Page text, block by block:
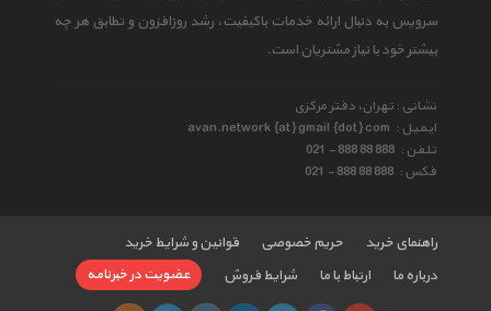
سرویس به دنبال ارائه خدمات باکیفیت، رشد روزافزون و تطابق هر چه
بیشتر خود با نیاز مشتریان است.
نشانی : تهران، دفتر مرکزی
ایمیل : avan.network {at} gmail {dot} com
تلفن : 021 - 888 88 888
فکس : 021 - 888 88 888
راهنمای خرید حریم خصوصی
قوانین و شرایط خرید
درباره ما
ارتباط با ما شرایط فروش عضویت در خبرنامه